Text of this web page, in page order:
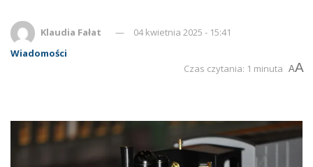
Klaudia Fałat
04 kwietnia 2025 - 15:41
Wiadomości
Czas czytania: 1 minuta AA